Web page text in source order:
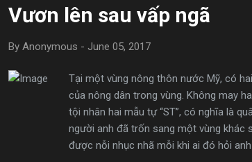
Vươn lên sau vấp ngã
By Anonymous - June 05, 2017
Tại một vùng nông thôn nước Mỹ, có
của nông dân trong vùng. Không may
tội nhân hai mẫu tự “ST”, có nghĩa là
người anh đã trốn sang một vùng khác
được nỗi nhục nhã mỗi khi ai đó hỏi anh